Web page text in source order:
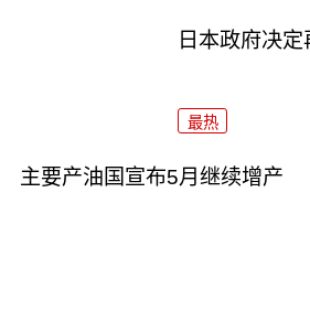
日本政府决
最热
主要产油国宣布5月继续增产